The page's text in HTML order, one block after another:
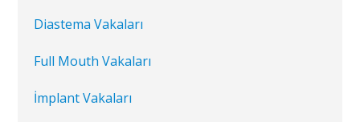
Diastema Vakaları
Full Mouth Vakaları
İmplant Vakaları